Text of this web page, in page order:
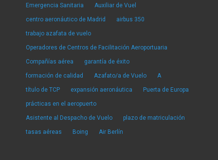
Emergencia Sanitaria Auxiliar de Vuel
centro aeronáutico de Madrid airbus 350
trabajo azafata de vuelo
Operadores de Centros de Facilitación Aeroportuaria
Compañías aérea garantía de éxito
formación de calidad Azafato/a de Vuelo A
título de TCP expansión aeronáutica Puerta de Europa
prácticas en el aeropuerto
Asistente al Despacho de Vuelo plazo de matriculación
tasas aéreas Boing Air Berlín